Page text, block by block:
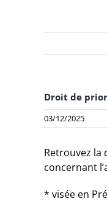
Droit de
03/12/2025
Retrouvez la
concernant
* visée en